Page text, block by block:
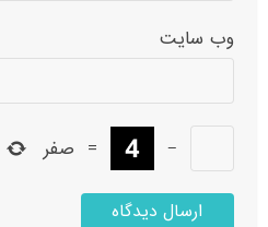
وب‌ سایت
−
= صفر